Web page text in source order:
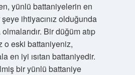
yünlü battaniyelerin en
şeye ihtiyacınız olduğunda
Bir düğüm atıp
o eski battaniyeniz,
en iyi ısıtan battaniyedir.
bir yünlü battaniye